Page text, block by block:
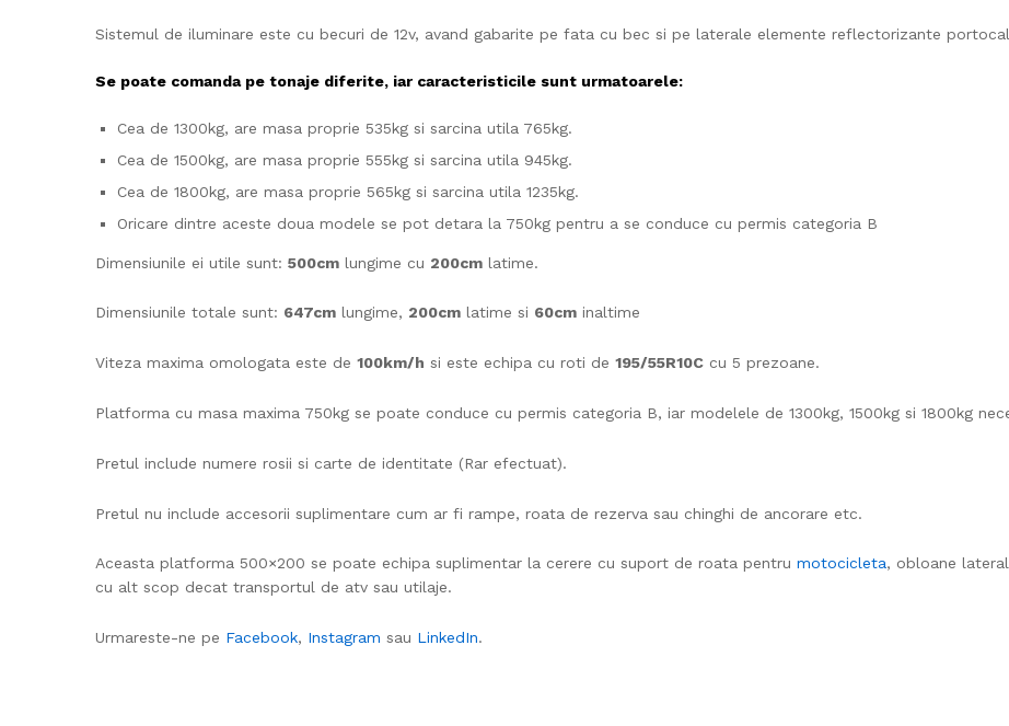
Sistemul de iluminare este cu becuri de 12v, avand gabarite pe fata cu bec si pe laterale elemente reflectorizante
Se poate comanda pe tonaje diferite, iar caracteristicile sunt urmatoarele:
Cea de 1300kg, are masa proprie 535kg si sarcina utila 765kg.
Cea de 1500kg, are masa proprie 555kg si sarcina utila 945kg.
Cea de 1800kg, are masa proprie 565kg si sarcina utila 1235kg.
Oricare dintre aceste doua modele se pot detara la 750kg pentru a se conduce cu permis categoria B
Dimensiunile ei utile sunt: 500cm lungime cu 200cm latime.
Dimensiunile totale sunt: 647cm lungime, 200cm latime si 60cm inaltime
Viteza maxima omologata este de 100km/h si este echipa cu roti de 195/55R10C cu 5 prezoane.
Platforma cu masa maxima 750kg se poate conduce cu permis categoria B, iar modelele de 1300kg, 1500kg si 1800kg
Pretul include numere rosii si carte de identitate (Rar efectuat).
Pretul nu include accesorii suplimentare cum ar fi rampe, roata de rezerva sau chinghi de ancorare etc.
Aceasta platforma 500×200 se poate echipa suplimentar la cerere cu suport de roata pentru motocicleta, obloane
cu alt scop decat transportul de atv sau utilaje.
Urmareste-ne pe Facebook, Instagram sau LinkedIn.